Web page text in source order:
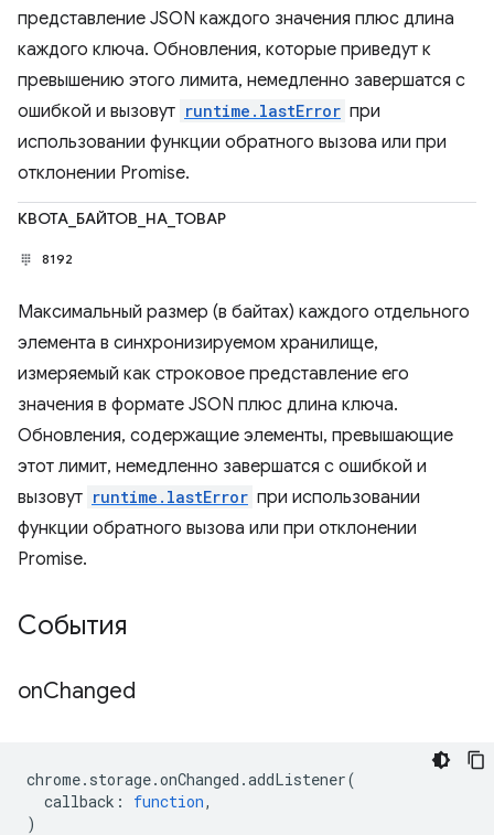
представление JSON каждого значения плюс длина
каждого ключа. Обновления, которые приведут к
превышению этого лимита, немедленно завершатся с
ошибкой и вызовут runtime.lastError при
использовании функции обратного вызова или при
отклонении Promise.
КВОТА_БАЙТОВ_НА_ТОВАР
8192
Максимальный размер (в байтах) каждого отдельного
элемента в синхронизируемом хранилище,
измеряемый как строковое представление его
значения в формате JSON плюс длина ключа.
Обновления, содержащие элементы, превышающие
этот лимит, немедленно завершатся с ошибкой и
вызовут runtime.lastError при использовании
функции обратного вызова или при отклонении
Promise.
События
onChanged
chrome. storage.onChanged .addListener(
callback : function,
)